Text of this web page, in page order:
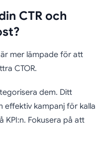
CTR och
mer lämpade för att
CTOR.
dem. Ditt
effektiv kampanj för kalla
KPI:n. Fokusera på att